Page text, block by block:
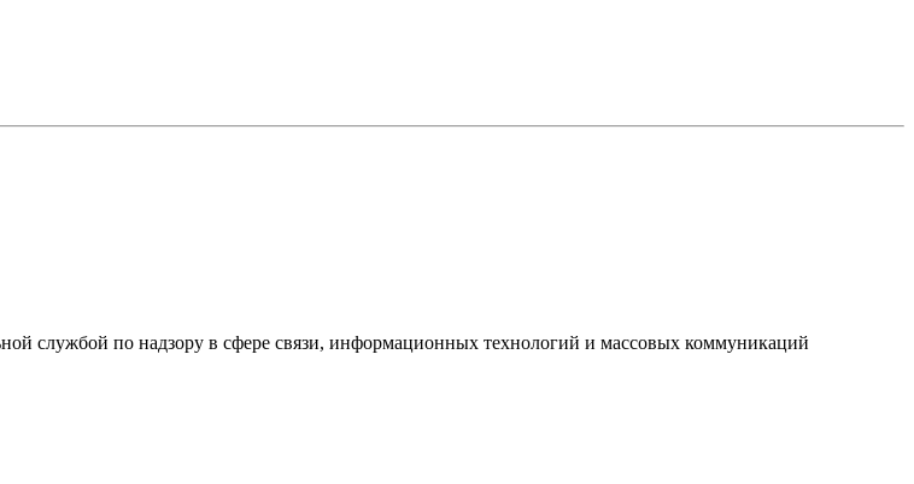
службой по надзору в сфере связи, информационных технологий и массовых коммуникаций